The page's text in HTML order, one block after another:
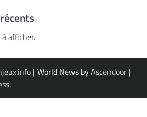
afficher.
| World News byAscendoor |
.